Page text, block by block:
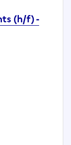
(h/f) -
jeunes enfants